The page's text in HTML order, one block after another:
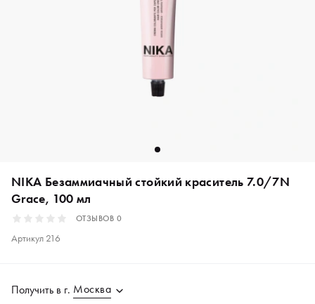
NIKA Безаммиачный стойкий краситель 7.0/7N
Grace, 100 мл
ОТЗЫВОВ 0
Артикул 216
Получить в г. Москва